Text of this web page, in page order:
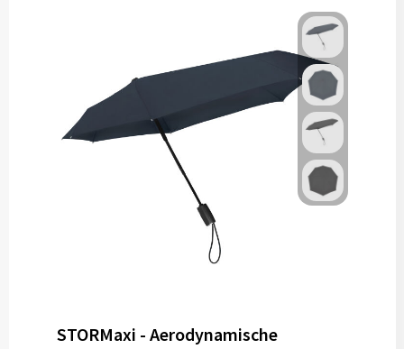
STORMaxi - Aerodynamische